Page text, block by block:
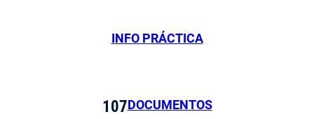
INFO PRÁCTICA
107DOCUMENTOS